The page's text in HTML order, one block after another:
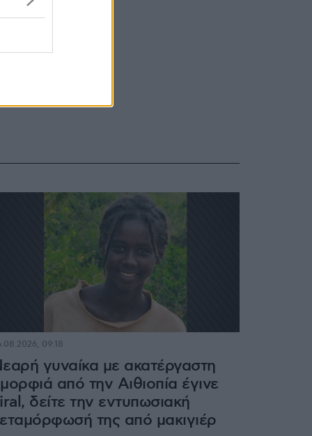
γυναίκα με ακατέργαστη
από την Αιθιοπία έγινε
δείτε την εντυπωσιακή
της από μακιγιέρ
09:18